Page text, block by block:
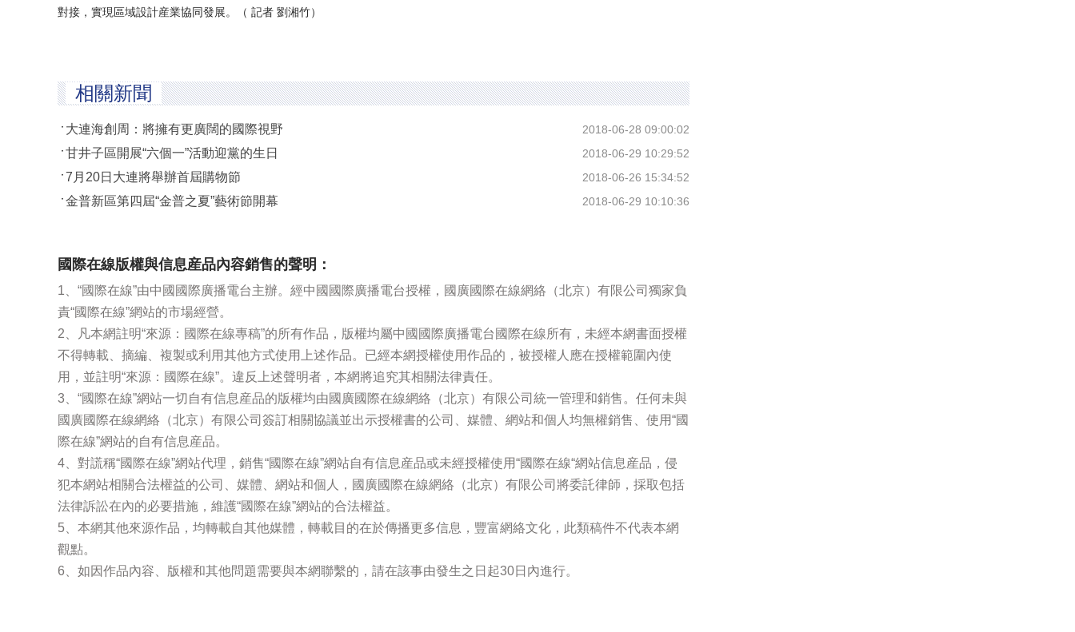
對接，實現區域設計産業協同發展。（ 記者 劉湘竹）
相關新聞
2018-06-28 09:00:02
大連海創周：將擁有更廣闊的國際視野
2018-06-29 10:29:52
甘井子區開展“六個一”活動迎黨的生日
2018-06-26 15:34:52
7月20日大連將舉辦首屆購物節
2018-06-29 10:10:36
金普新區第四屆“金普之夏”藝術節開幕
國際在線版權與信息産品內容銷售的聲明：
1、“國際在線”由中國國際廣播電台主辦。經中國國際廣播電台授權，國廣國際在線網絡（北京）有限公司獨家負
責“國際在線”網站的市場經營。
2、凡本網註明“來源：國際在線專稿”的所有作品，版權均屬中國國際廣播電台國際在線所有，未經本網書面授權
不得轉載、摘編、複製或利用其他方式使用上述作品。已經本網授權使用作品的，被授權人應在授權範圍內使
用，並註明“來源：國際在線”。違反上述聲明者，本網將追究其相關法律責任。
3、“國際在線”網站一切自有信息産品的版權均由國廣國際在線網絡（北京）有限公司統一管理和銷售。任何未與
國廣國際在線網絡（北京）有限公司簽訂相關協議並出示授權書的公司、媒體、網站和個人均無權銷售、使用“國
際在線”網站的自有信息産品。
4、對謊稱“國際在線”網站代理，銷售“國際在線”網站自有信息産品或未經授權使用“國際在線“網站信息産品，侵
犯本網站相關合法權益的公司、媒體、網站和個人，國廣國際在線網絡（北京）有限公司將委託律師，採取包括
法律訴訟在內的必要措施，維護“國際在線”網站的合法權益。
5、本網其他來源作品，均轉載自其他媒體，轉載目的在於傳播更多信息，豐富網絡文化，此類稿件不代表本網
觀點。
6、如因作品內容、版權和其他問題需要與本網聯繫的，請在該事由發生之日起30日內進行。